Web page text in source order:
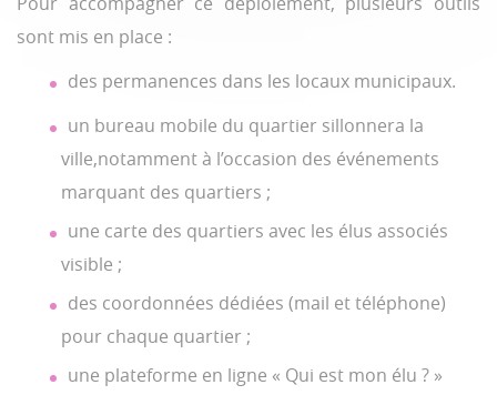
sont mis en place :
des permanences dans les locaux municipaux.
un bureau mobile du quartier sillonnera la
ville,notamment à l’occasion des événements
marquant des quartiers ;
une carte des quartiers avec les élus associés
visible ;
des coordonnées dédiées (mail et téléphone)
pour chaque quartier ;
une plateforme en ligne « Qui est mon élu ? »